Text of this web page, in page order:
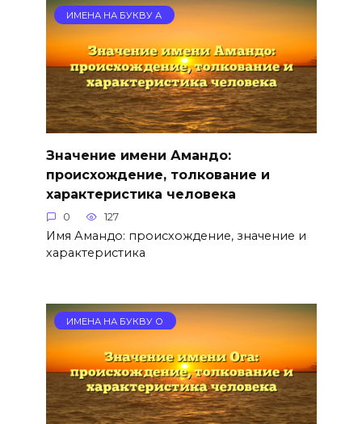
ИМЕНА НА БУКВУ А
Значение имени Амандо:
происхождение, толкование и
характеристика человека
0 127
Имя Амандо: происхождение, значение и
характеристика
ИМЕНА НА БУКВУ О